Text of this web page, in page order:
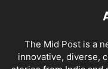
The Mid Post is a
innovative, diverse,